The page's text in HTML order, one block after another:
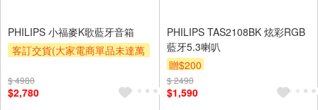
PHILIPS 小福麥K歌藍牙音箱
客訂交貨(大家電商單品未達萬
區費另計,實際收費以專人聯絡
$ 4980
$2,780
PHILIPS TAS2108BK 炫彩RGB
藍牙5.3喇叭
贈$200
$ 2490
$1,590